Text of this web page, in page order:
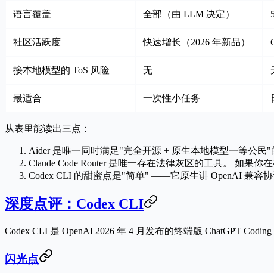
语言覆盖 全部（由 LLM 决定）
社区活跃度 快速增长（2026 年新品）
接本地模型的 ToS 风险 无
最适合 一次性小任务
从表里能读出三点：
Aider 是唯一同时满足"完全开源 + 原生本地模型一等公民"
Claude Code Router 是唯一存在法律灰区的工具。
如果你
Codex CLI 的甜蜜点是"简单" ——它原生讲 OpenAI 兼容协
深度点评：Codex CLI
Codex CLI 是 OpenAI 2026 年 4 月发布的终端版 ChatGPT
闪光点